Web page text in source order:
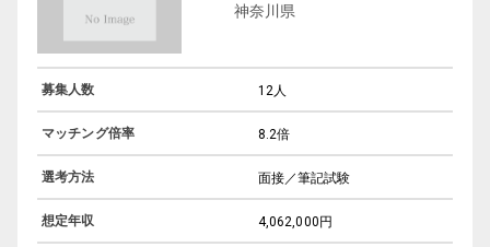
神奈川県
募集人数 12人
マッチング倍率 8.2倍
選考方法 面接／筆記試験
想定年収 4,062,000円